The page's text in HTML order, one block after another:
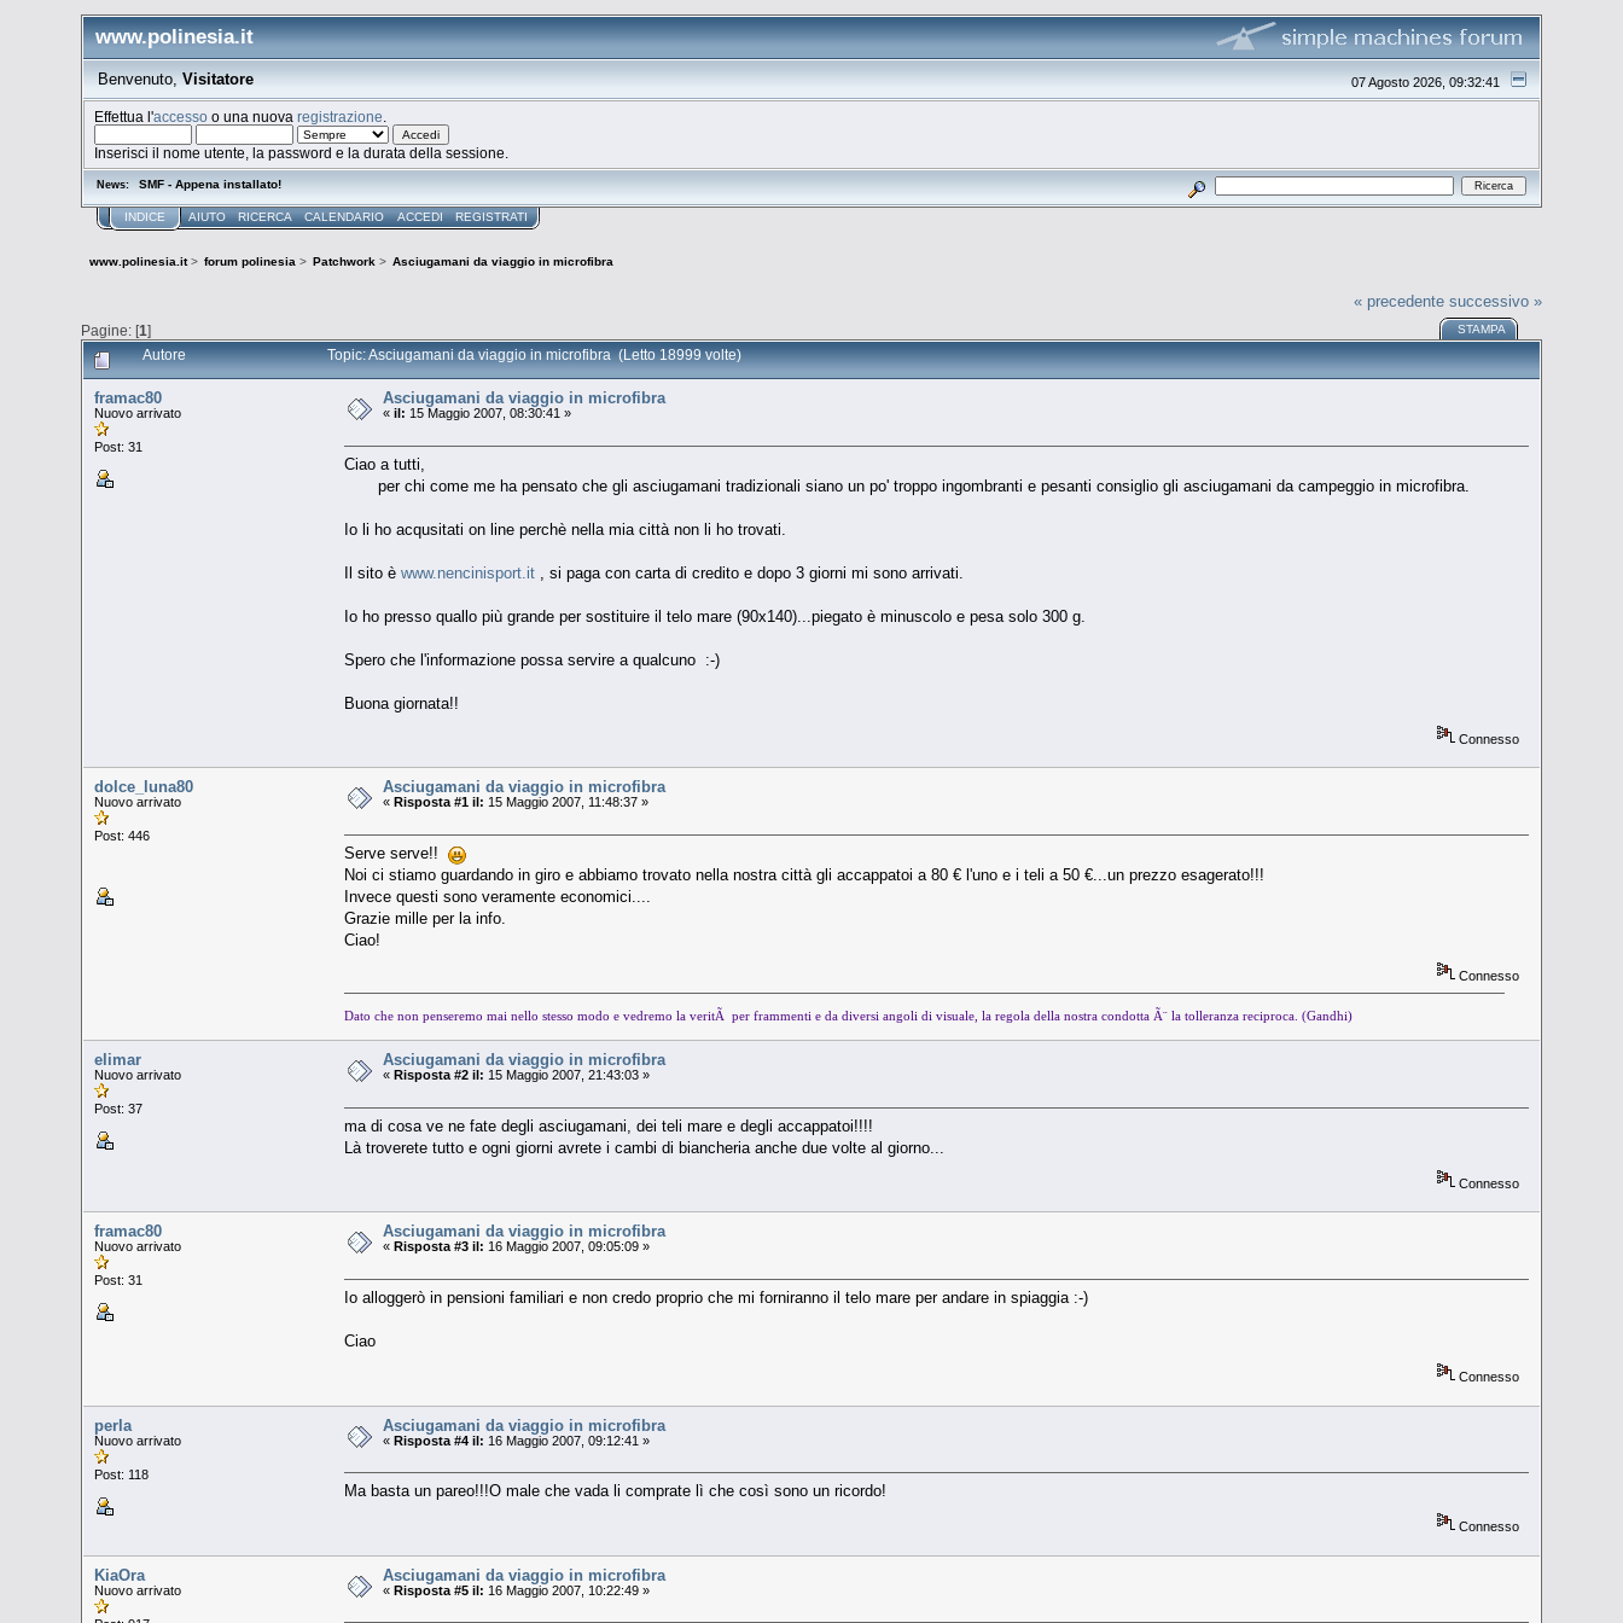
www.polinesia.it
07 Agosto 2026, 09:32:41
Benvenuto, Visitatore
Effettua l'accesso o una nuovaregistrazione
Inserisci il nome utente, la password e la durata della sessione.
News: SMF - Appena installato!
INDICE AIUTO RICERCA CALENDARIO ACCEDI REGISTRATI
www.polinesia.it> forum polinesia> Patchwork> Asciugamani da viaggio in microfibra
« precedente successivo »
Pagine: [1] STAMPA
Autore Topic: Asciugamani da viaggio in microfibra (Letto 18999 volte)
framac80
Nuovo arrivato
Post: 31
Asciugamani da viaggio in microfibra
«il: 15 Maggio 2007, 08:30:41 »
Ciao a tutti,
per chi come me ha pensato che gli asciugamani tradizionali siano un po' troppo ingombranti e pesanti consiglio gli asciugamani da campeggio in microfibra.
Io li ho acqusitati on line perchè nella mia città non li ho trovati.
Il sito è www.nencinisport.it, si paga con carta di credito e dopo 3 giorni mi sono arrivati.
Io ho presso quallo più grande per sostituire il telo mare (90x140)...piegato è minuscolo e pesa solo 300 g.
Spero che l'informazione possa servire a qualcuno :-)
Buona giornata!!
Connesso
dolce_luna80
Nuovo arrivato
Post: 446
Asciugamani da viaggio in microfibra
« Risposta #1 il: 15 Maggio 2007, 11:48:37 »
Serve serve!!
Noi ci stiamo guardando in giro e abbiamo trovato nella nostra città gli accappatoi a 80 € l'uno e i teli a 50 €...un prezzo esagerato!!!
Invece questi sono veramente economici....
Grazie mille per la info.
Ciao!
Connesso
Dato che non penseremo mai nello stesso modo e vedremo la veritÃ per frammenti e da diversi angoli di visuale, la regola della nostra condotta Ã¨ la tolleranza reciproca. (Gandhi)
elimar
Nuovo arrivato
Post: 37
Asciugamani da viaggio in microfibra
« Risposta #2 il: 15 Maggio 2007, 21:43:03 »
ma di cosa ve ne fate degli asciugamani, dei teli mare e degli accappatoi!!!!
Là troverete tutto e ogni giorni avrete i cambi di biancheria anche due volte al giorno...
Connesso
framac80
Nuovo arrivato
Post: 31
Asciugamani da viaggio in microfibra
« Risposta #3 il: 16 Maggio 2007, 09:05:09 »
Io alloggerò in pensioni familiari e non credo proprio che mi forniranno il telo mare per andare in spiaggia :-)
Ciao
Connesso
perla
Nuovo arrivato
Post: 118
Asciugamani da viaggio in microfibra
«Risposta #4 il: 16 Maggio 2007, 09:12:41 »
Ma basta un pareo!!!O male che vada li comprate lì che così sono un ricordo!
Connesso
KiaOra
Nuovo arrivato
Asciugamani da viaggio in microfibra
«Risposta #5 il: 16 Maggio 2007, 10:22:49 »